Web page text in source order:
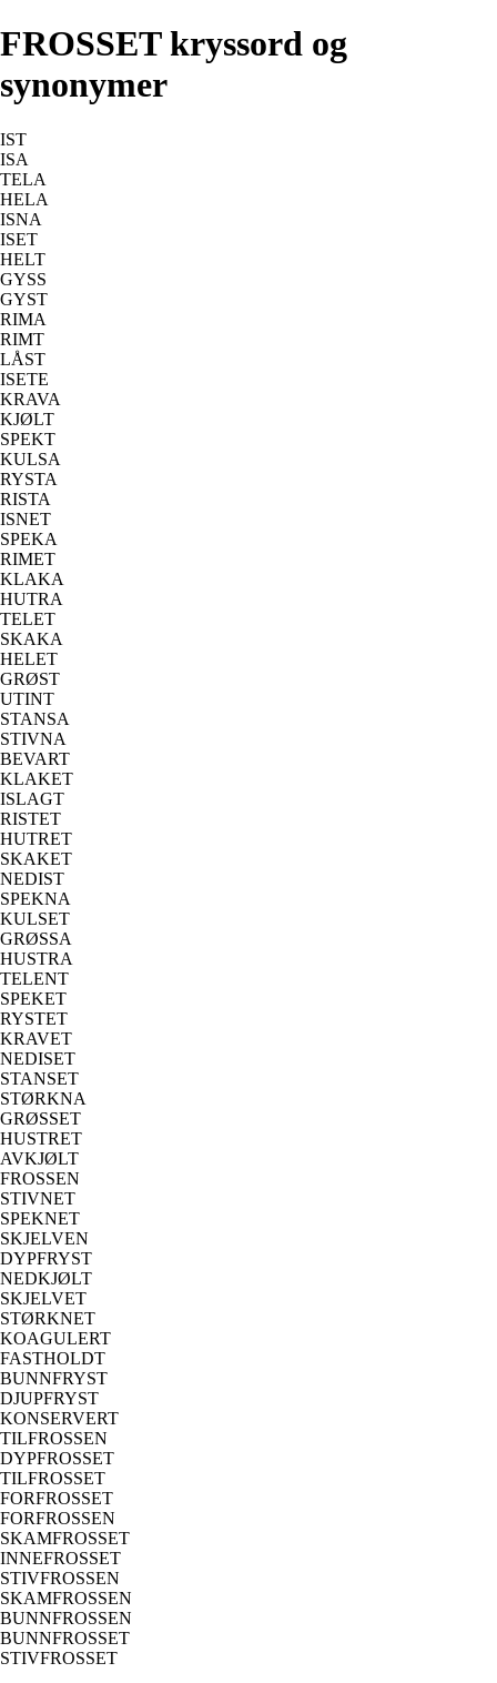
FROSSET kryssord og
synonymer
IST
ISA
TELA
HELA
ISNA
ISET
HELT
GYSS
GYST
RIMA
RIMT
LÅST
ISETE
KRAVA
KJØLT
SPEKT
KULSA
RYSTA
RISTA
ISNET
SPEKA
RIMET
KLAKA
HUTRA
TELET
SKAKA
HELET
GRØST
UTINT
STANSA
STIVNA
BEVART
KLAKET
ISLAGT
RISTET
HUTRET
SKAKET
NEDIST
SPEKNA
KULSET
GRØSSA
HUSTRA
TELENT
SPEKET
RYSTET
KRAVET
NEDISET
STANSET
STØRKNA
GRØSSET
HUSTRET
AVKJØLT
FROSSEN
STIVNET
SPEKNET
SKJELVEN
DYPFRYST
NEDKJØLT
SKJELVET
STØRKNET
KOAGULERT
FASTHOLDT
BUNNFRYST
DJUPFRYST
KONSERVERT
TILFROSSEN
DYPFROSSET
TILFROSSET
FORFROSSET
FORFROSSEN
SKAMFROSSET
INNEFROSSET
STIVFROSSEN
SKAMFROSSEN
BUNNFROSSEN
BUNNFROSSET
STIVFROSSET